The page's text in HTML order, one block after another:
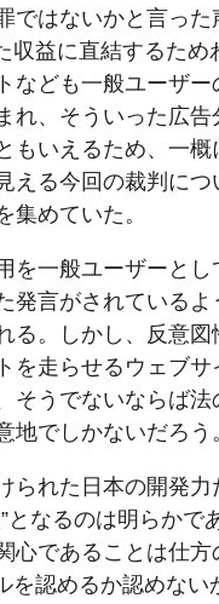
ではないかと言った
収益に直結するため
なども一般ユーザ
れ、そういった広告
もいえるため、一概
える今回の裁判に
めていた。
を一般ユーザーと
発言がされている
る。しかし、反意
を走らせるウェブ
そうでないならば
でしかないだろう
られた日本の開発力
なるのは明らかで
心であることは仕
認めるか認めない